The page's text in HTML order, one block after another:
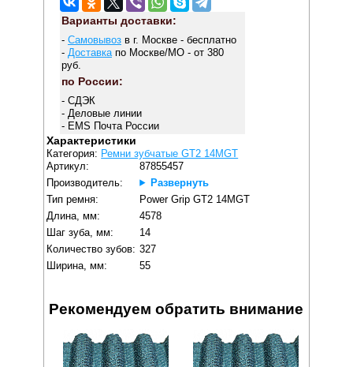
Варианты доставки:
- Самовывозв г. Москве - бесплатно
- Доставкапо Москве/МО - от 380
руб.
по России:
- СДЭК
- Деловые линии
- EMS Почта России
Характеристики
Категория: Ремни зубчатые GT2 14MGT
Артикул:
87855457
Производитель:
Развернуть
Тип ремня:
Power Grip GT2 14MGT
Длина, мм:
4578
Шаг зуба, мм:
14
Количество зубов: 327
Ширина, мм:
55
Рекомендуем обратить внимание